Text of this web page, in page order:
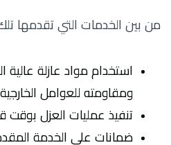
من بين الخدمات التي تقدمها
استخدام مواد عازلة عالية
ومقاومته للعوامل
تنفيذ عمليات العزل بوقت
ضمانات على الخدمة